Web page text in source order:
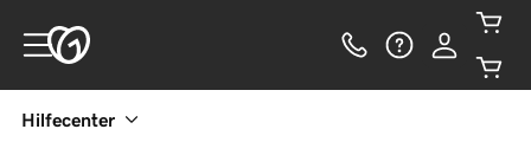
Hilfecenter